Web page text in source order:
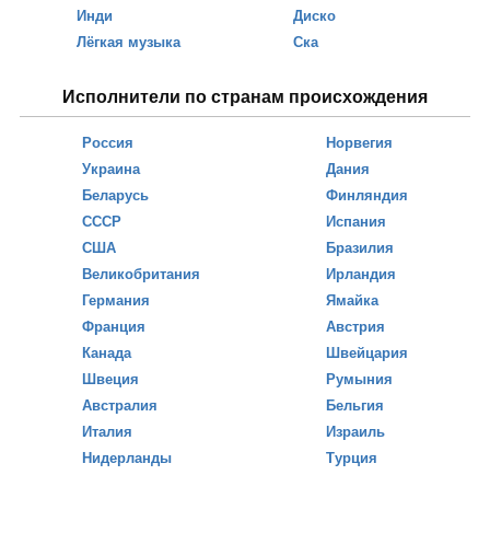
Инди
Лёгкая музыка
Диско
Ска
Исполнители по странам происхождения
Россия
Украина
Беларусь
СССР
США
Великобритания
Германия
Франция
Канада
Швеция
Австралия
Италия
Нидерланды
Норвегия
Дания
Финляндия
Испания
Бразилия
Ирландия
Ямайка
Австрия
Швейцария
Румыния
Бельгия
Израиль
Турция